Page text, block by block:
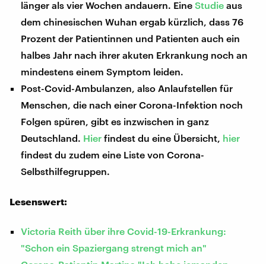
länger als vier Wochen andauern. EineStudie aus
dem chinesischen Wuhan ergab kürzlich, dass 76
Prozent der Patientinnen und Patienten auch ein
halbes Jahr nach ihrer akuten Erkrankung noch an
mindestens einem Symptom leiden.
Post-Covid-Ambulanzen, also Anlaufstellen für
Menschen, die nach einer Corona-Infektion noch
Folgen spüren, gibt es inzwischen in ganz
Deutschland. Hier findest du eine Übersicht, hier
findest du zudem eine Liste von Corona-
Selbsthilfegruppen.
Lesenswert:
Victoria Reith über ihre Covid-19-Erkrankung:
"Schon ein Spaziergang strengt mich an"